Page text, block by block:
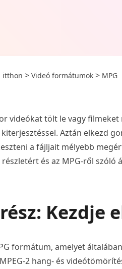
itthon > Videó formátumok > MPG
videókat tölt le vagy
Aztán elkezd
a fájljait mélyebb
részletért és az MPG-ről
Kezdje
formátum, amelyet
2 hang- és